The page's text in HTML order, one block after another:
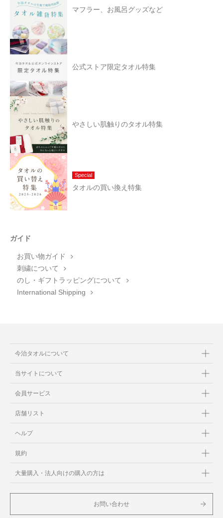
マフラー、お風呂グッズなど
公式ストア限定タオル特集
やさしい肌触りのタオル特集
Special
タオルの買い換え特集
ガイド
お買い物ガイド
刺繍について
のし・ギフトラッピングについて
International Shipping
今治タオルについて
当サイトについて
会員サービス
店舗リスト
ヘルプ
規約
大量購入・法人向けの購入の方は
お問い合わせ